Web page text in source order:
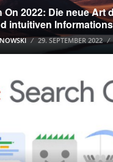
On 2022: Die neue Art
intuitiven
29. SEPTEMBER 2022